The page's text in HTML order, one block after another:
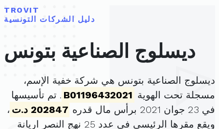
TROVIT
دليل الشركات التونسية
ديسلوج الصناعية بتونس
ديسلوج الصناعية بتونس هي شركة خفية الإسم،
مسجلة تحت الهوية B01196432021 . تم تأسيسها
في 23 جوان 2021 برأس مال قدره
202847 د.ت
،
ويقع مقرها الرئيسي في عدد 25 نهج النصر اريانة